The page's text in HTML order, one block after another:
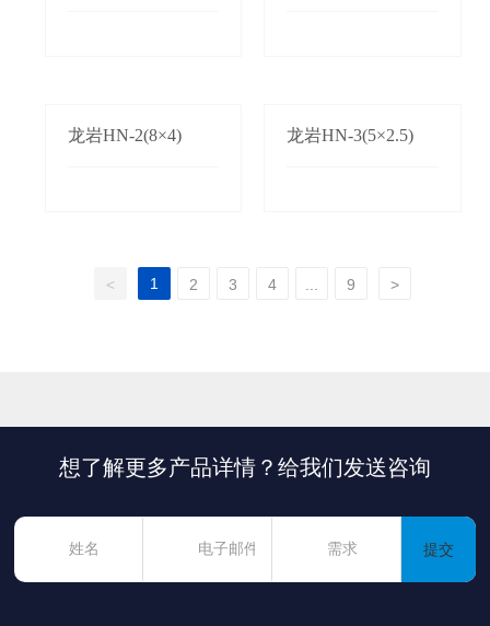
龙岩HN-2(8×4) 龙岩HN-3(5×2.5)
< 1 2 3 4 9 >
想了解更多产品详情？给我们发送咨询
提交